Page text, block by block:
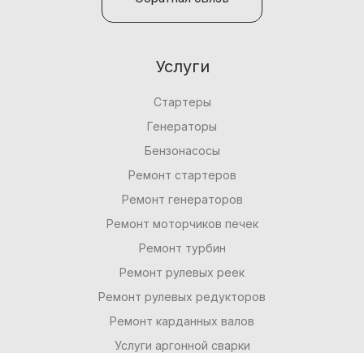
Услуги
Стартеры
Генераторы
Бензонасосы
Ремонт стартеров
Ремонт генераторов
Ремонт моторчиков печек
Ремонт турбин
Ремонт рулевых реек
Ремонт рулевых редукторов
Ремонт карданных валов
Услуги аргонной сварки